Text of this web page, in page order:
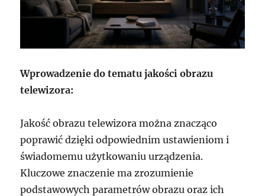
Wprowadzenie do tematu jakości obrazu
telewizora:
Jakość obrazu telewizora można znacząco
poprawić dzięki odpowiednim ustawieniom i
świadomemu użytkowaniu urządzenia.
Kluczowe znaczenie ma zrozumienie
podstawowych parametrów obrazu oraz ich